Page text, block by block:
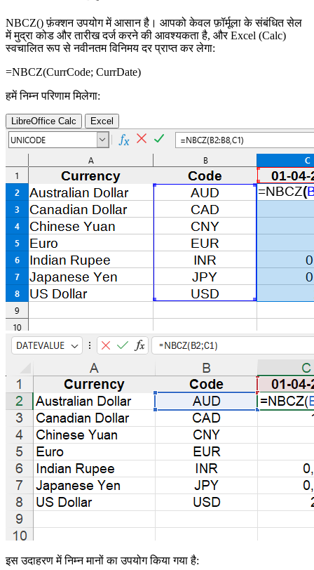
NBCZ() फ़ंक्शन उपयोग में आसान है। आपको केवल फ़ॉर्मूला के संबंधित सेल
में मुद्रा कोड और तारीख दर्ज करने की आवश्यकता है, और Excel (Calc)
स्वचालित रूप से नवीनतम विनिमय दर प्राप्त कर लेगा:
=NBCZ(CurrCode; CurrDate)
हमें निम्न परिणाम मिलेगा:
LibreOffice Calc Excel
इस उदाहरण में निम्न मानों का उपयोग किया गया है: